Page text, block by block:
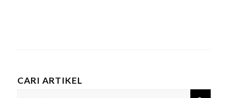
CARI ARTIKEL